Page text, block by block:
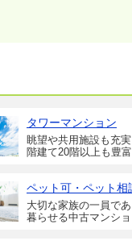
タワーマンション
眺望や共用施設も充実
階建て20階以上も豊
ペット可・ペット相
大切な家族の一員で
暮らせる中古マンシ